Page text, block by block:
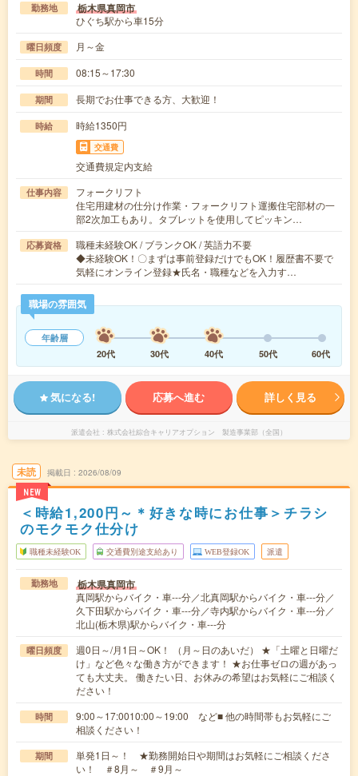
勤務地 栃木県真岡市
ひぐち駅から車15分
曜日頻度 月～金
時間 08:15～17:30
期間 長期でお仕事できる方、大歓迎！
時給 時給1350円
交通費
交通費規定内支給
仕事内容
フォークリフト
住宅用建材の仕分け作業・フォークリフト運搬住宅部材の一
部2次加工もあり。タブレットを使用してピッキン…
応募資格
職種未経験OK / ブランクOK / 英語力不要
◆未経験OK！〇まずは事前登録だけでもOK！履歴書不要で
気軽にオンライン登録★氏名・職種などを入力す…
職場の雰囲気
年齢層
20代
30代 40代 50代 60代
気になる! 応募へ進む 詳しく見る
派遣会社 株式会社綜合キャリアオプション 製造事業部（全国）
未読
NEW
掲載日 2026/08/09
＜時給1,200円～＊好きな時にお仕事＞チラシ
のモクモク仕分け
職種未経験OK 交通費別途支給あり WEB登録OK 派遣
勤務地 栃木県真岡市
真岡駅からバイク・車---分／北真岡駅からバイク・車---分／
久下田駅からバイク・車---分／寺内駅からバイク・車---分／
北山(栃木県)駅からバイク・車---分
曜日頻度
週0日～/月1日～OK！ （月～日のあいだ） ★「土曜と日曜だ
け」など色々な働き方ができます！ ★お仕事ゼロの週があっ
ても大丈夫。 働きたい日、お休みの希望はお気軽にご相談く
ださい！
時間
9:00～17:0010:00～19:00 など■ 他の時間帯もお気軽にご
相談ください！
期間
単発1日～！ ★勤務開始日や期間はお気軽にご相談くださ
い！ ＃8月～ ＃9月～